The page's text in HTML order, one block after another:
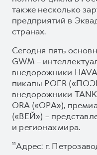
также несколько
предприятий в
странах.
Сегодня пять
GWM –
внедорожники
пикапы POER
внедорожники
ORA («ОРА»),
(«ВЕЙ») –
и регионах мира.
¹¹Адрес: г.